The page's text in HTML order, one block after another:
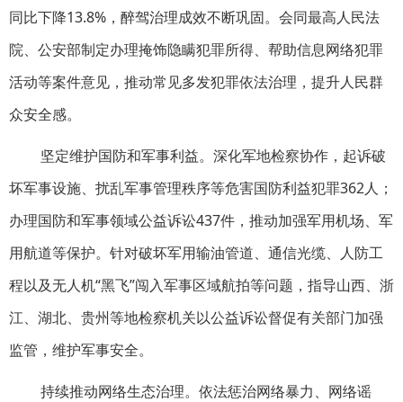
同比下降13.8%，醉驾治理成效不断巩固。会同最高人民法
院、公安部制定办理掩饰隐瞒犯罪所得、帮助信息网络犯罪
活动等案件意见，推动常见多发犯罪依法治理，提升人民群
众安全感。
坚定维护国防和军事利益。深化军地检察协作，起诉破
坏军事设施、扰乱军事管理秩序等危害国防利益犯罪362人；
办理国防和军事领域公益诉讼437件，推动加强军用机场、军
用航道等保护。针对破坏军用输油管道、通信光缆、人防工
程以及无人机“黑飞”闯入军事区域航拍等问题，指导山西、浙
江、湖北、贵州等地检察机关以公益诉讼督促有关部门加强
监管，维护军事安全。
持续推动网络生态治理。依法惩治网络暴力、网络谣